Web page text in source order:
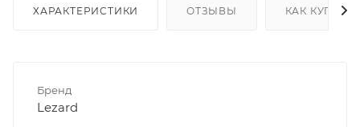
ХАРАКТЕРИСТИКИ ОТЗЫВЫ КАК КУПИТЬ
Бренд
Lezard